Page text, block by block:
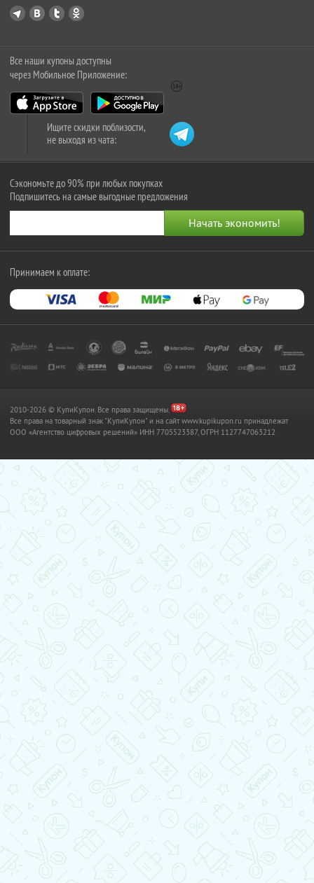
Все наши купоны доступны
через Мобильное Приложение:
Ищите скидки поблизости,
не выходя из чата:
Сэкономьте до 90% при любых покупках
Подпишитесь на самые выгодные предложения
Принимаем к оплате:
2010-2026 © КупиКупон. Все права защищены.
Все права на товарный знак "КупиКупон" и на сайт www.kupikupon.ru принадлежат
OOO «Агентство цифровых решений» ИНН 7705523387, ОГРН 1127747063212